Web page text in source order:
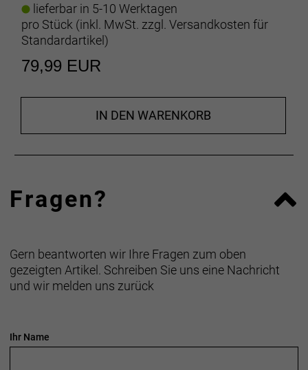
lieferbar in 5-10 Werktagen
pro Stück (inkl. MwSt. zzgl. Versandkosten für
Standardartikel)
79,99 EUR
IN DEN WARENKORB
Fragen?
Gern beantworten wir Ihre Fragen zum oben
gezeigten Artikel. Schreiben Sie uns eine Nachricht
und wir melden uns zurück
Ihr Name